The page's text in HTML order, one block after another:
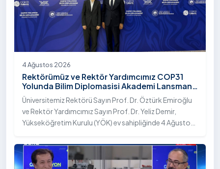
4 Ağustos 2026
Rektörümüz ve Rektör Yardımcımız COP31
Yolunda Bilim Diplomasisi Akademi Lansmanı
Toplantısına Katıldı
Üniversitemiz Rektörü Sayın Prof. Dr. Öztürk Emiroğlu
ve Rektör Yardımcımız Sayın Prof. Dr. Yeliz Demir,
Yükseköğretim Kurulu (YÖK) ev sahipliğinde 4 Ağustos
Bilim Diplomasisi: Akademi Lansmanı” programına
katıldı.